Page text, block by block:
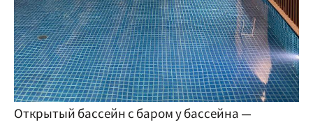
Открытый бассейн с баром у бассейна —